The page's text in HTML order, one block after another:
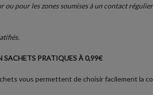
pour les zones soumises à un contact
SACHETS PRATIQUES À 0,99€
vous permettent de choisir facilement la